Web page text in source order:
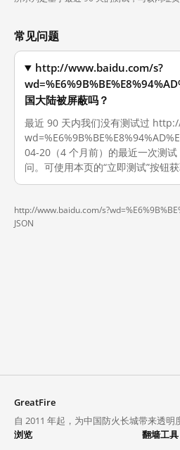
常见问题
http://www.baidu.com/s?
国大陆被屏蔽吗？
最近 90 天内我们没有测试过
04-20（4 个月前）的最近一次测
问。可使用本页的“立即测试”按钮获
http://www.baidu.com/
JSON
GreatFire
自 2011 年起，为中国防火长城带来透明
浏览
翻墙工具